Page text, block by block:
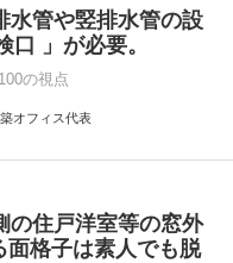
管や竪排水管の設
口 」が必要。
の視点
オフィス代表
住戸洋室等の窓外
面格子は素人でも脱